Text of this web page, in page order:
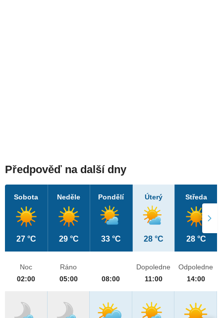
Předpověď na další dny
Sobota
27 °C
Neděle
29 °C
Pondělí
33 °C
Úterý
28 °C
Středa
28 °C
Noc
02:00
Ráno
05:00
08:00
Dopoledne
11:00
Odpoledne
14:00